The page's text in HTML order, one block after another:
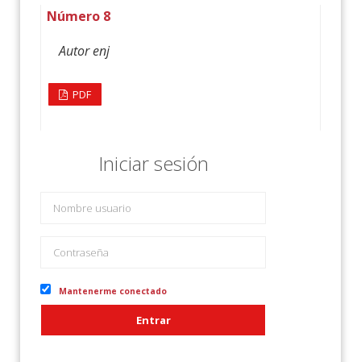
Número 8
Autor enj
PDF
Iniciar sesión
Mantenerme conectado
Entrar